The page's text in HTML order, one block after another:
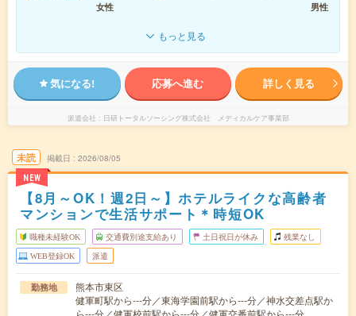
女性
男性
もっと見る
気になる! 応募へ進む 詳しく見る
派遣会社 日研トータルソーシング株式会社 メディカルケア事業部
未読
NEW
掲載日 2026/08/05
【8月～OK！週2日～】ホテルライクな高齢者
マンションで生活サポート＊時短OK
職種未経験OK 交通費別途支給あり 土日祝日が休み 残業なし
WEB登録OK 派遣
勤務地
熊本市東区
健軍町駅から---分／東海学園前駅から---分／神水交差点駅か
ら---分／健軍校前駅から---分／健軍交番前駅から---分